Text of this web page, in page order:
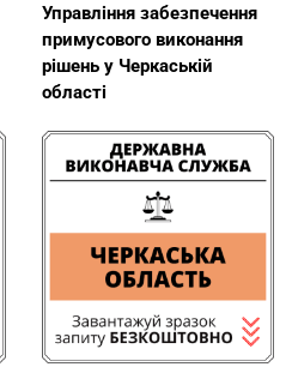
Управління забезпечення
примусового виконання
рішень у Черкаській
області